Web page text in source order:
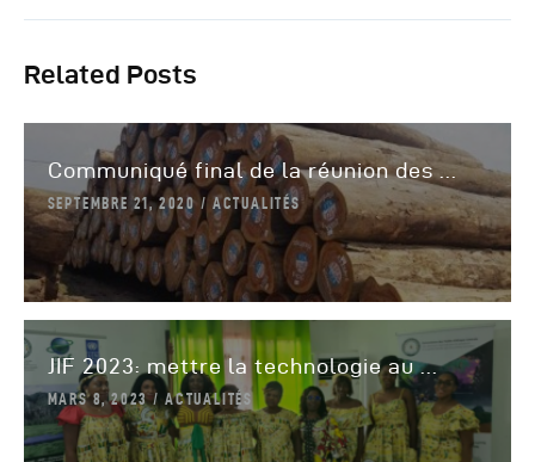
Related Posts
Communiqué final de la réunion des ...
SEPTEMBRE 21, 2020 ACTUALITÉS
JIF 2023: mettre la technologie au ...
MARS 8, 2023 ACTUALITÉS